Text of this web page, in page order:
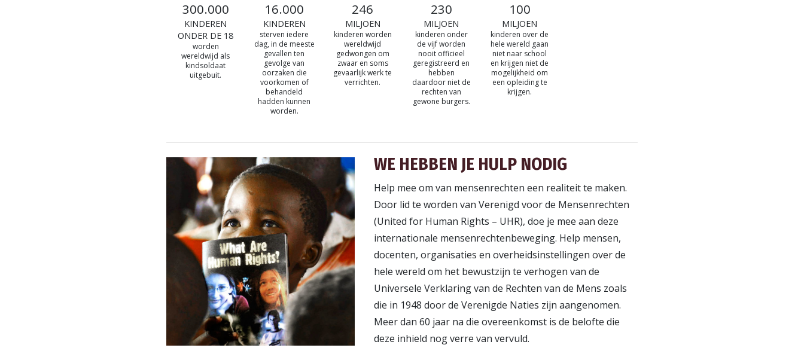
300.000
KINDEREN
ONDER DE 18
worden
wereldwijd als
kindsoldaat
uitgebuit.
16.000
KINDEREN
sterven iedere
dag, in de meeste
gevallen ten
gevolge van
oorzaken die
voorkomen of
behandeld
hadden kunnen
worden.
246
MILJOEN
kinderen worden
wereldwijd
gedwongen om
zwaar en soms
gevaarlijk werk te
verrichten.
230
MILJOEN
kinderen onder
de vijf worden
nooit officieel
geregistreerd en
hebben
daardoor niet de
rechten van
gewone burgers.
100
MILJOEN
kinderen over de
hele wereld gaan
niet naar school
en krijgen niet de
mogelijkheid om
een opleiding te
krijgen.
WE HEBBEN JE HULP NODIG
Help mee om van mensenrechten een realiteit te maken.
Door lid te worden van Verenigd voor de Mensenrechten
(United for Human Rights – UHR), doe je mee aan deze
internationale mensenrechtenbeweging. Help mensen,
docenten, organisaties en overheidsinstellingen over de
hele wereld om het bewustzijn te verhogen van de
Universele Verklaring van de Rechten van de Mens zoals
die in 1948 door de Verenigde Naties zijn aangenomen.
Meer dan 60 jaar na die overeenkomst is de belofte die
deze inhield nog verre van vervuld.